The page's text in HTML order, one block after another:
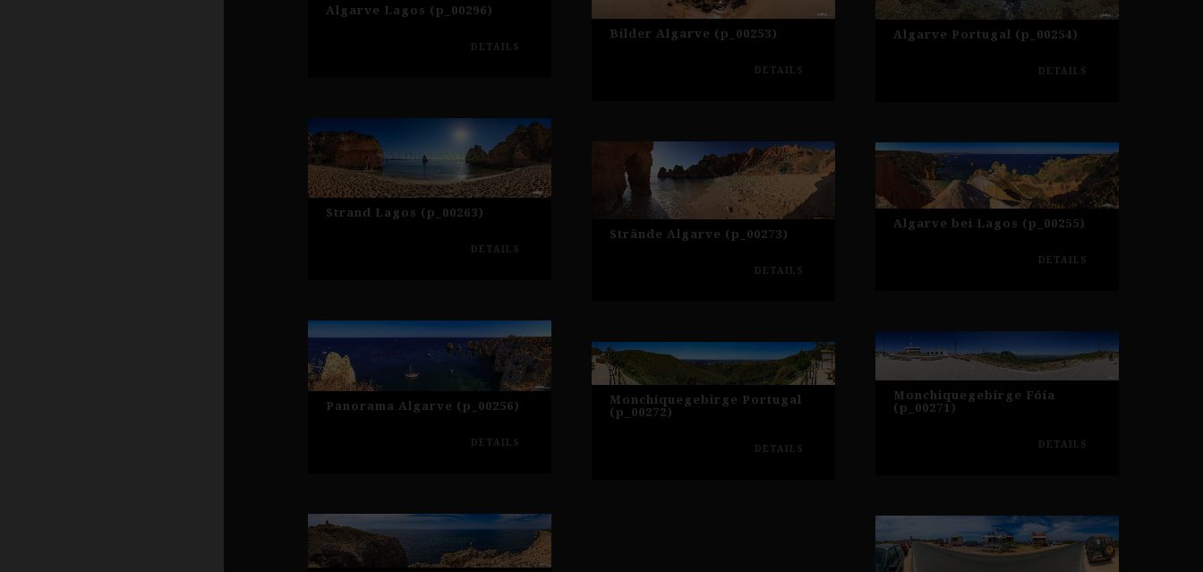
Algarve Lagos (p_00296)
DETAILS
Strand Lagos (p_00263)
DETAILS
Panorama Algarve (p_00256)
DETAILS
Bilder Algarve (p_00253)
DETAILS
Strände Algarve (p_00273)
DETAILS
Monchiquegebirge Portugal
(p_00272)
DETAILS
Algarve Portugal (p_00254)
DETAILS
Algarve bei Lagos (p_00255)
DETAILS
Monchiquegebirge Fóia
(p_00271)
DETAILS